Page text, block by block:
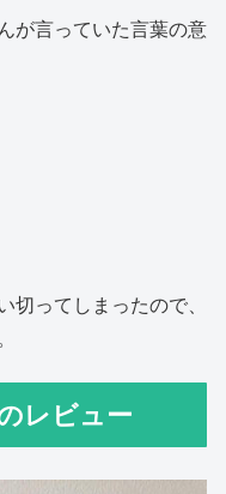
が言っていた言葉の意
切ってしまったので、
レビュー